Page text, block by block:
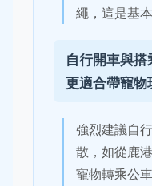
繩，這是基本
自行開車與
更適合帶寵物
強烈建議自
散，如從鹿
寵物轉乘公